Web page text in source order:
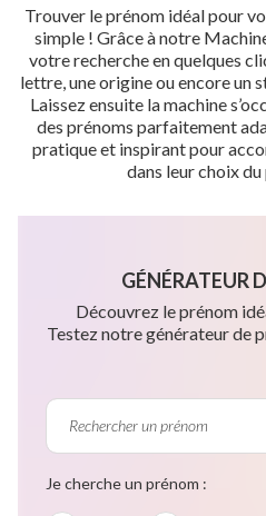
Trouver le prénom idéal pour
simple ! Grâce à notre
votre recherche en quelques
lettre, une origine ou encore un
Laissez ensuite la machine
des prénoms parfaitement
pratique et inspirant pour
dans leur choix
GÉNÉRATEUR
Découvrez le prénom
Testez notre générateur de
Je cherche un prénom :